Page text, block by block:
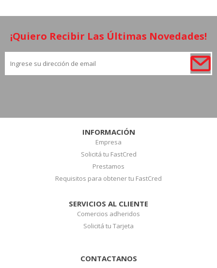
¡Quiero Recibir Las Últimas Novedades!
INFORMACIÓN
Empresa
Solicitá tu FastCred
Prestamos
Requisitos para obtener tu FastCred
SERVICIOS AL CLIENTE
Comercios adheridos
Solicitá tu Tarjeta
CONTACTANOS